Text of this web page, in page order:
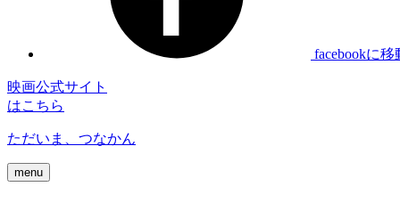
facebookに移
映画公式サイト
はこちら
ただいま、つなかん
menu